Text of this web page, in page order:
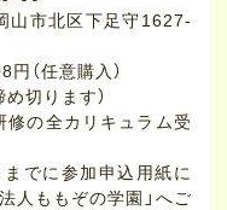
山市北区下足守1627-
（任意購入）
切ります）
修の全カリキュラム受
までに参加申込用紙に
人ももぞの学園」へご